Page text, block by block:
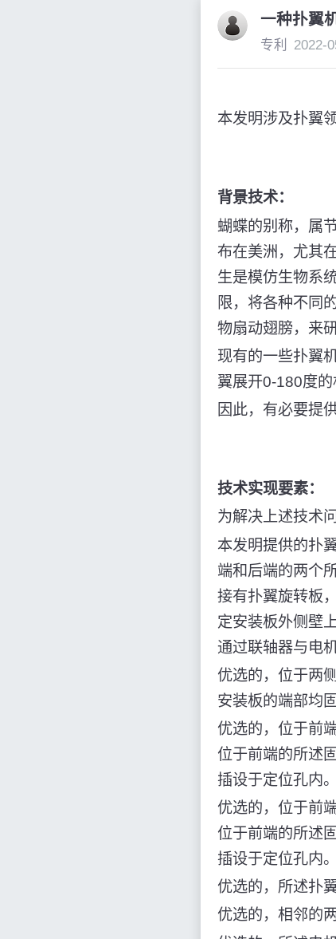
一种扑翼
专利 2022-
本发明涉及扑翼
背景技术：
蝴蝶的别称，属
布在美洲，尤其
生是模仿生物系
限，将各种不同
物扇动翅膀，来
现有的一些扑翼
翼展开0-180度的
因此，有必要提
技术实现要素：
为解决上述技术
本发明提供的扑
端和后端的两个
接有扑翼旋转板
定安装板外侧壁
通过联轴器与电
优选的，位于两
安装板的端部均
优选的，位于前
位于前端的所述
插设于定位孔内。
优选的，位于前
位于前端的所述
插设于定位孔内。
优选的，所述扑
优选的，相邻的